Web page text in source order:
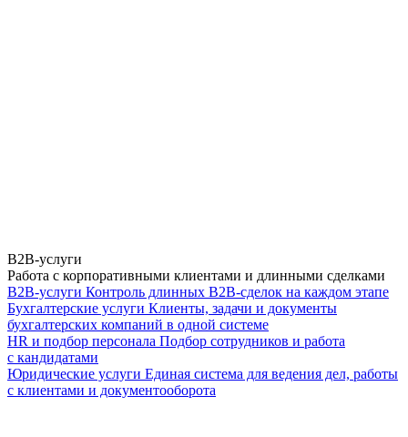
B2B-услуги
Работа с корпоративными клиентами и длинными сделками
B2B-услуги Контроль длинных B2B-сделок на каждом этапе
Бухгалтерские услуги Клиенты, задачи и документы
бухгалтерских компаний в одной системе
HR и подбор персонала Подбор сотрудников и работа
с кандидатами
Юридические услуги Единая система для ведения дел, работы
с клиентами и документооборота